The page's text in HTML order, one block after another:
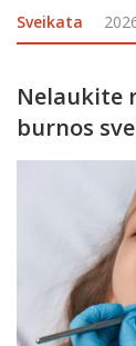
odos
pasirinkimus ar
Sveikata
Nelaukite
burnos